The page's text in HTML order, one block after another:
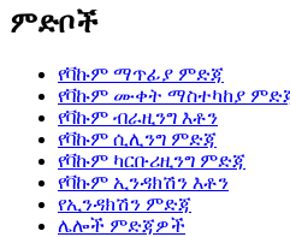
ምድቦች
የቫኩም ማጥፊያ ምድጃ
የቫኩም ሙቀት ማስተካከያ
የቫኩም ብራዚንግ እቶን
የቫኩም ሲሊንግ ምድጃ
የቫኩም ካርቡሪዚንግ ምድጃ
የቫኩም ኢንዳክሽን እቶን
የኢንዳክሽን ምድጃ
ሌሎች ምድጃዎች